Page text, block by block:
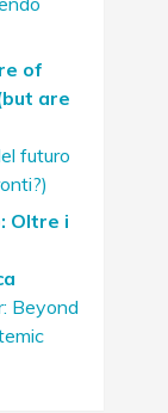
of
are
futuro
Oltre i
Beyond